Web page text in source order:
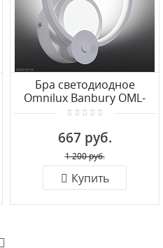
Бра светодиодное
Omnilux Banbury OML-
42601-16
667 руб.
1 200 руб.
Купить